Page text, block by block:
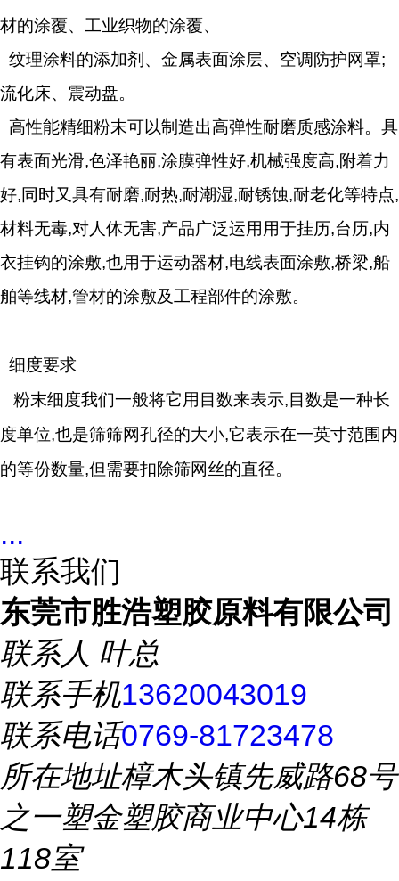
材的涂覆、工业织物的涂覆、
纹理涂料的添加剂、金属表面涂层、空调防护网罩;
流化床、震动盘。
高性能精细粉末可以制造出高弹性耐磨质感涂料。具
有表面光滑,色泽艳丽,涂膜弹性好,机械强度高,附着力
好,同时又具有耐磨,耐热,耐潮湿,耐锈蚀,耐老化等特点,
材料无毒,对人体无害,产品广泛运用用于挂历,台历,内
衣挂钩的涂敷,也用于运动器材,电线表面涂敷,桥梁,船
舶等线材,管材的涂敷及工程部件的涂敷。
细度要求
粉末细度我们一般将它用目数来表示,目数是一种长
度单位,也是筛筛网孔径的大小,它表示在一英寸范围内
的等份数量,但需要扣除筛网丝的直径。
...
联系我们
东莞市胜浩塑胶原料有限公司
联系人 叶总
联系手机13620043019
联系电话0769-81723478
所在地址樟木头镇先威路68号
之一塑金塑胶商业中心14栋
118室